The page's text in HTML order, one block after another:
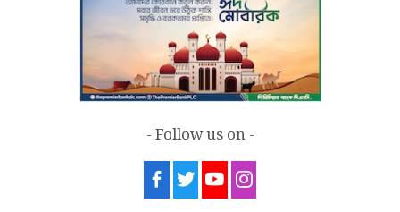
- Follow us on -